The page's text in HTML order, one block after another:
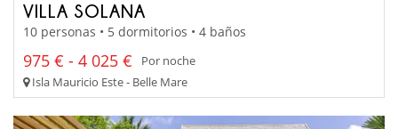
VILLA SOLANA
10 personas • 5 dormitorios • 4 baños
975 € - 4 025 €
Por noche
Isla Mauricio Este - Belle Mare